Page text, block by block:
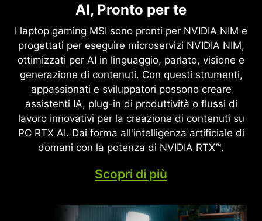
AI, Pronto per te
I laptop gaming MSI sono pronti per NVIDIA NIM e
progettati per eseguire microservizi NVIDIA NIM,
ottimizzati per AI in linguaggio, parlato, visione e
generazione di contenuti. Con questi strumenti,
appassionati e sviluppatori possono creare
assistenti IA, plug-in di produttività o flussi di
lavoro innovativi per la creazione di contenuti su
PC RTX AI. Dai forma all'intelligenza artificiale di
domani con la potenza di NVIDIA RTX™.
Scopri di più
Velocità suprema. Immagini
superiori. Alimentato
dall'intelligenza artificiale.
DLSS è una suite rivoluzionaria di tecnologie di
rendering neurale che utilizza l'intelligenza
artificiale per potenziare FPS, riduci la latenza e
migliora la qualità dell'immagine. ‌L'ultima
innovazione, DLSS 4, porta la nuova generazione
Multi Frame e Ray Reconstruction e Super
migliorati Risoluzione, basata sulle GPU GeForce
RTX™ serie 50 e Tensor di quinta generazione
Nuclei. DLSS su GeForce RTX è il modo migliore
artificiale NVIDIA supercomputer nel cloud che
Ray Tracing completo con rendering
Game-Changing Realism
Resizable BAR è una funzionalità PCI Express
avanzata che consente alla CPU di accedere a
l'intero frame buffer della GPU
contemporaneamente, migliorando le prestazioni
in molti giochi.